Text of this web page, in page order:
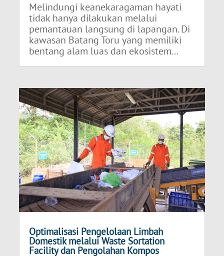
Melindungi keanekaragaman hayati
tidak hanya dilakukan melalui
pemantauan langsung di lapangan. Di
kawasan Batang Toru yang memiliki
bentang alam luas dan ekosistem...
Optimalisasi Pengelolaan Limbah
Domestik melalui Waste Sortation
Facility dan Pengolahan Kompos